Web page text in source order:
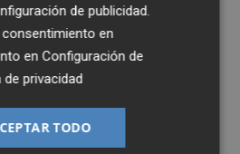
la jueza se acuerdan
entre ellas el
de acciones a
Meteorología y
de publicidad
en
enConfiguración de
de privacidad
TODO